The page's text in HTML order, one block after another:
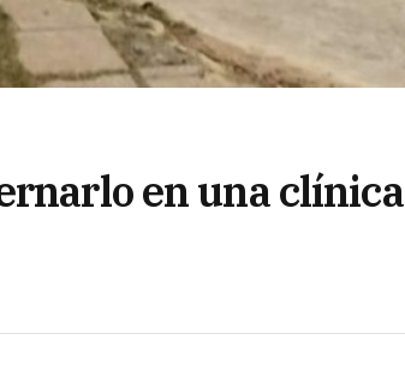
en una clínica